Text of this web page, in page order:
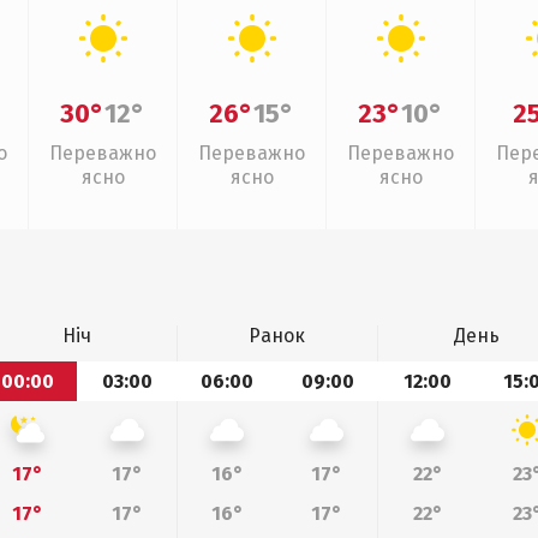
30°12°
Переважно
ясно
26°15°
Переважно
ясно
23°10°
Переважно
ясно
Ніч Ранок
День
00:00
03:00 06:00 09:00 12:00
17° 17° 16° 17° 22°
17°
17° 16° 17° 22°